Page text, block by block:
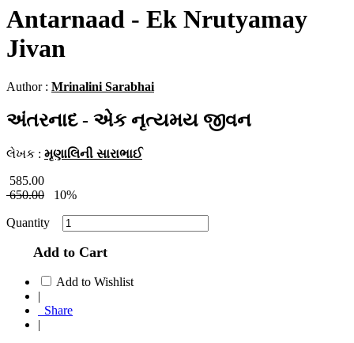
Antarnaad - Ek Nrutyamay
Jivan
Author : Mrinalini Sarabhai
અંતરનાદ - એક નૃત્યમય જીવન
લેખક : મૃણાલિની સારાભાઈ
585.00
650.00
10%
Quantity
Add to Cart
Add to Wishlist
|
Share
|